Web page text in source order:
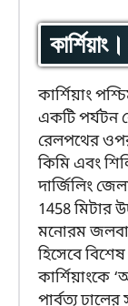
কার্শিয়াং।
কার্শিয়াং
একটি পর্যটন
রেলপথের
কিমি এবং
দার্জিলিং
1458 মিটার
মনোরম জলবায়ু
হিসেবে
কার্শিয়াংকে
পার্বত্য